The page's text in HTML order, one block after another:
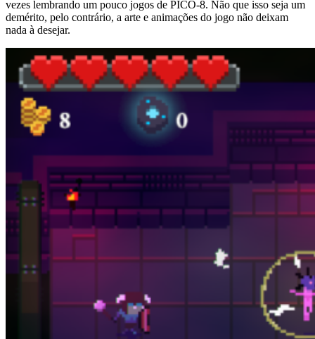
vezes lembrando um pouco jogos de PICO-8. Não que isso seja um
demérito, pelo contrário, a arte e animações do jogo não deixam
nada à desejar.